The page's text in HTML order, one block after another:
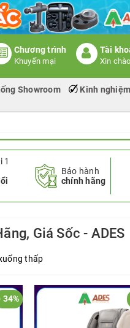
Chương trình
Khuyến mại
Tài
Xin chào
Showroom Kinh
1
Bảo hành
chính hãng
Giá Sốc - ADES
thấp
34%